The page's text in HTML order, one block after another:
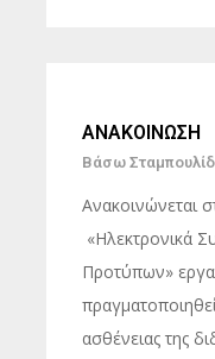
ΑΝΑΚΟΙΝΩΣΗ
Βάσω
Ανακοινώνεται
«Ηλεκτρονικά
Προτύπων»
ασθένειας της